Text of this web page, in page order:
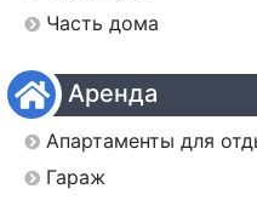
Часть дома
Аренда
Апартаменты для
Гараж